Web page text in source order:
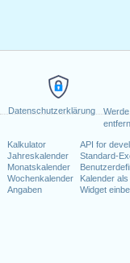
Datenschutzerklärung
Kalkulator
Jahreskalender
Monatskalender
Wochenkalender
Angaben
API for
Standard-
Kalender
Widget